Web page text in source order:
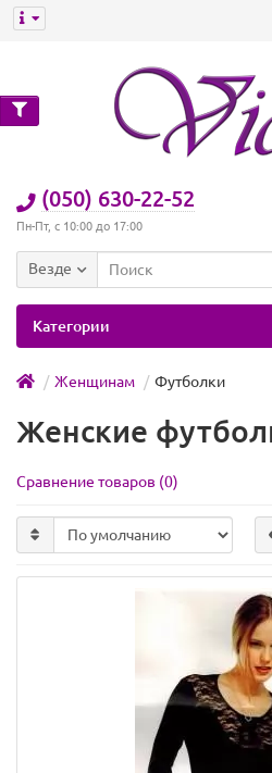
(050) 630-22-52
Пн-Пт, с 10:00 до 17:00
Везде
Категории
Женщинам Футболки
Женские
Сравнение товаров (0)